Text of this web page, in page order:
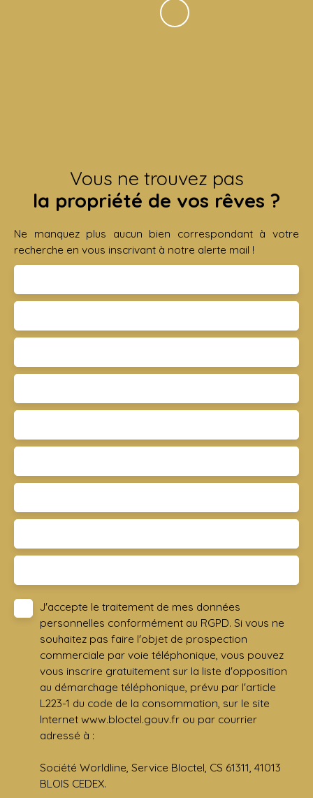
Vous ne trouvez pas
la propriété de vos rêves ?
Ne manquez plus aucun bien correspondant à votre
recherche en vous inscrivant à notre alerte mail !
J'accepte le traitement de mes données
personnelles conformément au RGPD. Si vous ne
souhaitez pas faire l'objet de prospection
commerciale par voie téléphonique, vous pouvez
vous inscrire gratuitement sur la liste d'opposition
au démarchage téléphonique, prévu par l'article
L223-1 du code de la consommation, sur le site
Internet www.bloctel.gouv.fr ou par courrier
adressé à :
Société Worldline, Service Bloctel, CS 61311, 41013
BLOIS CEDEX.